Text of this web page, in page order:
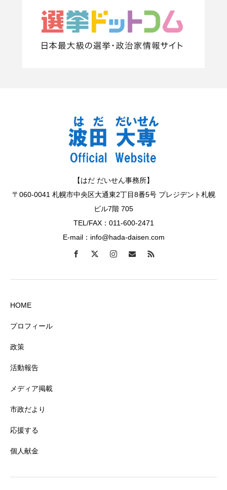
【はだ だいせん事務所】
〒060-0041 札幌市中央区大通東2丁目8番5号 プレジデント札幌
ビル7階 705
TEL/FAX：011-600-2471
E-mail：info@hada-daisen.com
HOME
プロフィール
政策
活動報告
メディア掲載
市政だより
応援する
個人献金